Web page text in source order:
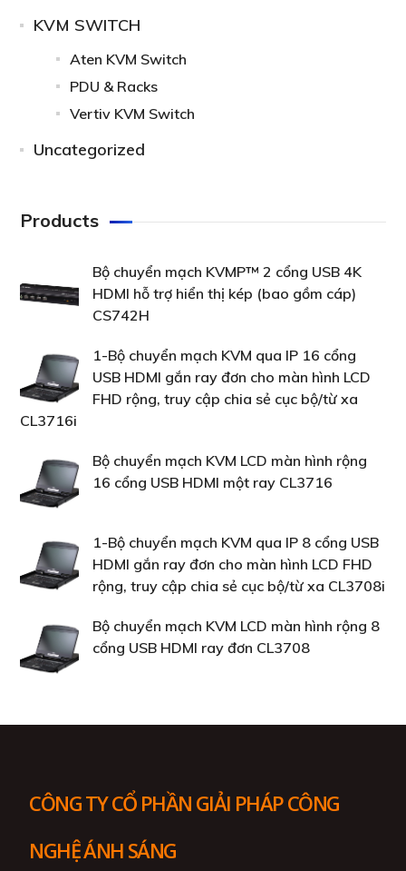
KVM SWITCH
Aten KVM Switch
PDU & Racks
Vertiv KVM Switch
Uncategorized
Products
Bộ chuyển mạch KVMP™ 2 cổng USB 4K
HDMI hỗ trợ hiển thị kép (bao gồm cáp)
CS742H
1-Bộ chuyển mạch KVM qua IP 16 cổng
USB HDMI gắn ray đơn cho màn hình LCD
FHD rộng, truy cập chia sẻ cục bộ/từ xa
CL3716i
Bộ chuyển mạch KVM LCD màn hình rộng
16 cổng USB HDMI một ray CL3716
1-Bộ chuyển mạch KVM qua IP 8 cổng USB
HDMI gắn ray đơn cho màn hình LCD FHD
rộng, truy cập chia sẻ cục bộ/từ xa CL3708i
Bộ chuyển mạch KVM LCD màn hình rộng 8
cổng USB HDMI ray đơn CL3708
CÔNG TY CỔ PHẦN GIẢI PHÁP CÔNG
NGHỆ ÁNH SÁNG